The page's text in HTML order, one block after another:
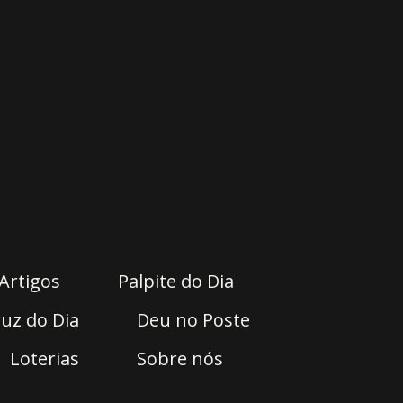
Palpite do Dia
do Dia
Deu no Poste
Loterias
Sobre nós